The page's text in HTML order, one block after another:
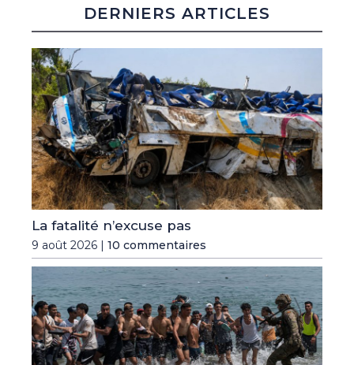
DERNIERS ARTICLES
La fatalité n’excuse pas
9 août 2026 | 10 commentaires